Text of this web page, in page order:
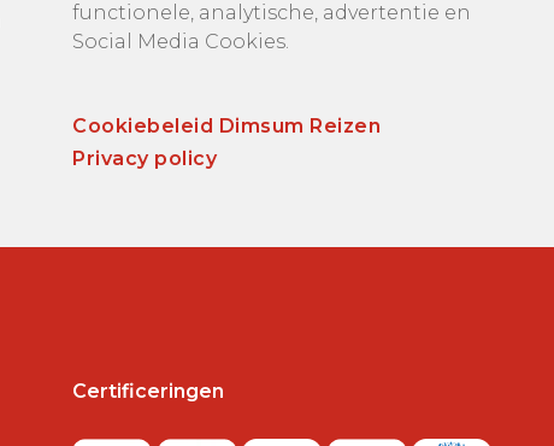
functionele, analytische, advertentie en
Social Media Cookies.
Cookiebeleid Dimsum Reizen
Privacy policy
Certificeringen